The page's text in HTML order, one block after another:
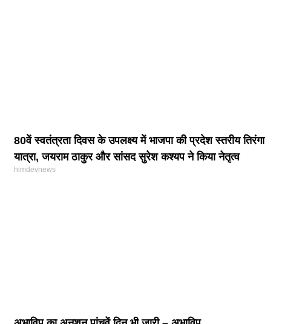
80वें स्वतंत्रता दिवस के उपलक्ष्य में भाजपा की प्रदेश स्तरीय तिरंगा
यात्रा, जयराम ठाकुर और सांसद सुरेश कश्यप ने किया नेतृत्व
himdevnews